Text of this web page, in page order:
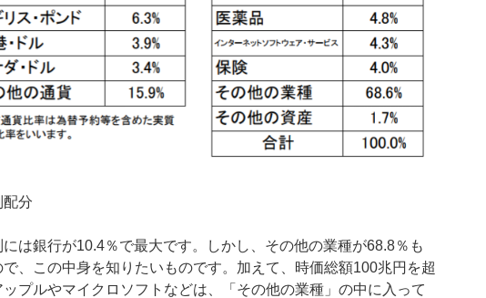
配分
には銀行が10.4％で最大です。しかし、その他の業種が68.8％も
で、この中身を知りたいものです。加えて、時価総額100兆円を超
ップルやマイクロソフトなどは、「その他の業種」の中に入って